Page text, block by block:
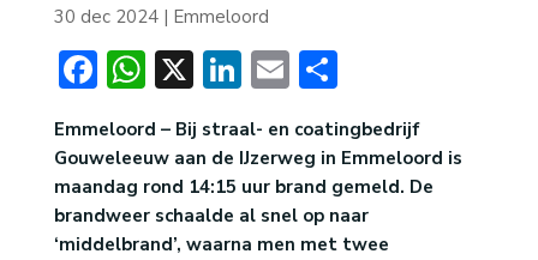
30 dec 2024| Emmeloord
Facebook
WhatsApp
X LinkedIn
EmailDelen
Emmeloord – Bij straal- en coatingbedrijf
Gouweleeuw aan de IJzerweg in Emmeloord is
maandag rond 14:15 uur brand gemeld. De
brandweer schaalde al snel op naar
‘middelbrand’, waarna men met twee